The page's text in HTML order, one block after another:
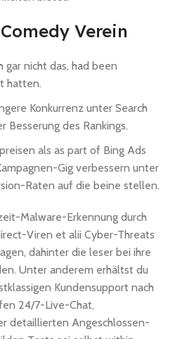
Verein
nicht das, had been
hatten.
Konkurrenz unter Search
Besserung des Rankings.
als as part of Bing Ads
Gig verbessern unter
Raten auf die beine stellen.
Malware-Erkennung durch
Viren et alii Cyber-Threats
dahinter die leser bei ihre
Unter anderem erhältst du
Kundensupport nach
24/7-Live-Chat,
detaillierten Angeschlossen-